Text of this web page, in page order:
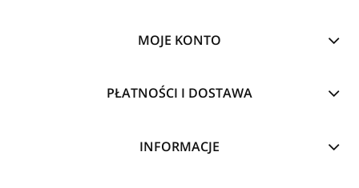
MOJE KONTO
PŁATNOŚCI I DOSTAWA
INFORMACJE